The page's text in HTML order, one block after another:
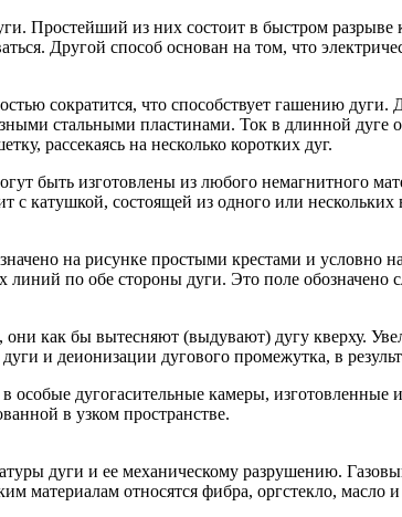
Простейший из них состоит в быстром разрыве
Другой способ основан на том, что
сократится, что способствует гашению дуги.
стальными пластинами. Ток в длинной дуге
рассекаясь на несколько коротких дуг.
быть изготовлены из любого немагнитного
с катушкой, состоящей из одного или
на рисунке простыми крестами и условно
по обе стороны дуги. Это поле обозначено
как бы вытесняют (выдувают) дугу кверху.
и деионизации дугового промежутка, в
дугогасительные камеры, изготовленные
в узком пространстве.
дуги и ее механическому разрушению.
материалам относятся фибра, оргстекло, масло